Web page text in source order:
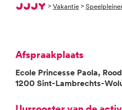
>Vakantie>
Afspraakplaats
Ecole Princesse Paola,
1200 Sint-Lambrechts-